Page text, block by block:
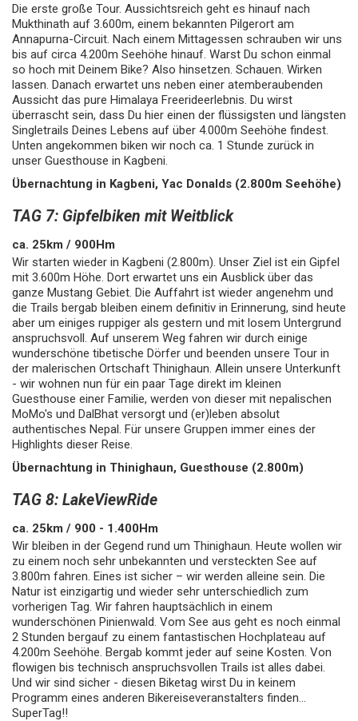
Die erste große Tour. Aussichtsreich geht es hinauf nach
Mukthinath auf 3.600m, einem bekannten Pilgerort am
Annapurna-Circuit. Nach einem Mittagessen schrauben wir uns
bis auf circa 4.200m Seehöhe hinauf. Warst Du schon einmal
so hoch mit Deinem Bike? Also hinsetzen. Schauen. Wirken
lassen. Danach erwartet uns neben einer atemberaubenden
Aussicht das pure Himalaya Freerideerlebnis. Du wirst
überrascht sein, dass Du hier einen der flüssigsten und längsten
Singletrails Deines Lebens auf über 4.000m Seehöhe findest.
Unten angekommen biken wir noch ca. 1 Stunde zurück in
unser Guesthouse in Kagbeni.
Übernachtung in Kagbeni, Yac Donalds (2.800m Seehöhe)
TAG 7: Gipfelbiken mit Weitblick
ca. 25km / 900Hm
Wir starten wieder in Kagbeni (2.800m). Unser Ziel ist ein Gipfel
mit 3.600m Höhe. Dort erwartet uns ein Ausblick über das
ganze Mustang Gebiet. Die Auffahrt ist wieder angenehm und
die Trails bergab bleiben einem definitiv in Erinnerung, sind heute
aber um einiges ruppiger als gestern und mit losem Untergrund
anspruchsvoll. Auf unserem Weg fahren wir durch einige
wunderschöne tibetische Dörfer und beenden unsere Tour in
der malerischen Ortschaft Thinighaun. Allein unsere Unterkunft
- wir wohnen nun für ein paar Tage direkt im kleinen
Guesthouse einer Familie, werden von dieser mit nepalischen
MoMo's und DalBhat versorgt und (er)leben absolut
authentisches Nepal. Für unsere Gruppen immer eines der
Highlights dieser Reise.
Übernachtung in Thinighaun, Guesthouse (2.800m)
TAG 8: LakeViewRide
ca. 25km / 900 - 1.400Hm
Wir bleiben in der Gegend rund um Thinighaun. Heute wollen wir
zu einem noch sehr unbekannten und versteckten See auf
3.800m fahren. Eines ist sicher – wir werden alleine sein. Die
Natur ist einzigartig und wieder sehr unterschiedlich zum
vorherigen Tag. Wir fahren hauptsächlich in einem
wunderschönen Pinienwald. Vom See aus geht es noch einmal
2 Stunden bergauf zu einem fantastischen Hochplateau auf
4.200m Seehöhe. Bergab kommt jeder auf seine Kosten. Von
flowigen bis technisch anspruchsvollen Trails ist alles dabei.
Und wir sind sicher - diesen Biketag wirst Du in keinem
Programm eines anderen Bikereiseveranstalters finden...
SuperTag!!